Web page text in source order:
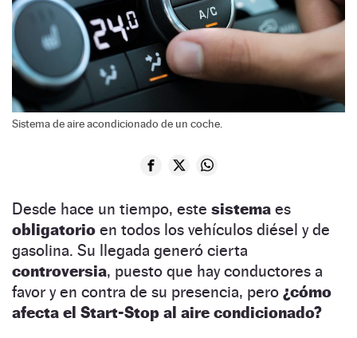
Sistema de aire acondicionado de un coche.
Desde hace un tiempo, este sistema es
obligatorio en todos los vehículos diésel y de
gasolina. Su llegada generó cierta
controversia, puesto que hay conductores a
favor y en contra de su presencia, pero ¿cómo
afecta el Start-Stop al aire condicionado?